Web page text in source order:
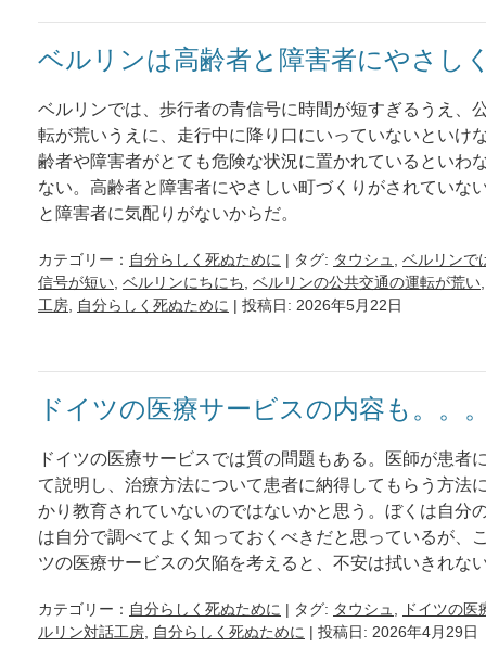
ベルリンは高齢者と障害者にやさし
ベルリンでは、歩行者の青信号に時間が短すぎるうえ、
転が荒いうえに、走行中に降り口にいっていないといけ
齢者や障害者がとても危険な状況に置かれているといわ
ない。高齢者と障害者にやさしい町づくりがされていな
と障害者に気配りがないからだ。
カテゴリー： 自分らしく死ぬために | タグ: タウシュ
ベルリンで
信号が短い ベルリンにちにち ベルリンの公共交通の運転が荒い
工房
自分らしく死ぬために | 投稿日: 2026年5月22日
ドイツの医療サービスの内容も。。
ドイツの医療サービスでは質の問題もある。医師が患者
て説明し、治療方法について患者に納得してもらう方法
かり教育されていないのではないかと思う。ぼくは自分
は自分で調べてよく知っておくべきだと思っているが、
ツの医療サービスの欠陥を考えると、不安は拭いきれな
カテゴリー： 自分らしく死ぬために | タグ: タウシュ
ドイツの医
ルリン対話工房
自分らしく死ぬために | 投稿日: 2026年4月29日